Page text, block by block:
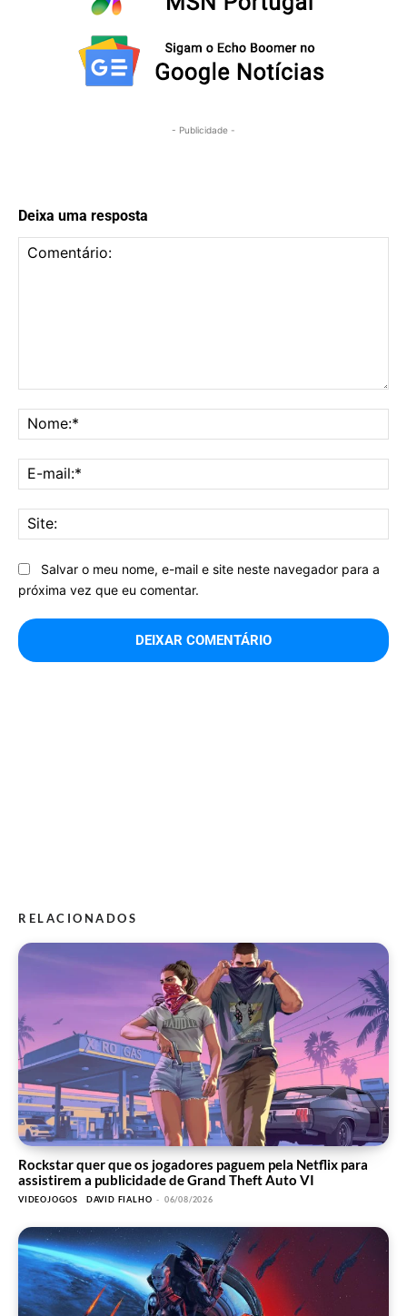
- Publicidade -
Deixa uma resposta
Salvar o meu nome, e-mail e site neste navegador para a
próxima vez que eu comentar.
RELACIONADOS
Rockstar quer que os jogadores paguem pela Netflix para
assistirem a publicidade de Grand Theft Auto VI
VIDEOJOGOS DAVID FIALHO - 06/08/2026